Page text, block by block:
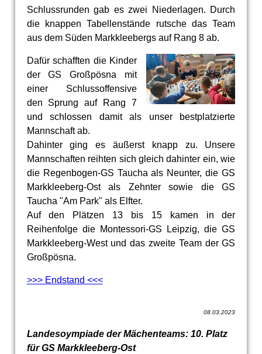
Schlussrunden gab es zwei Niederlagen. Durch
die knappen Tabellenstände rutsche das Team
aus dem Süden Markkleebergs auf Rang 8 ab.
Dafür schafften die Kinder
der GS Großpösna mit
einer Schlussoffensive
den Sprung auf Rang 7
und schlossen damit als unser bestplatzierte
Mannschaft ab.
Dahinter ging es äußerst knapp zu. Unsere
Mannschaften reihten sich gleich dahinter ein, wie
die Regenbogen-GS Taucha als Neunter, die GS
Markkleeberg-Ost als Zehnter sowie die GS
Taucha "Am Park" als Elfter.
Auf den Plätzen 13 bis 15 kamen in der
Reihenfolge die Montessori-GS Leipzig, die GS
Markkleeberg-West und das zweite Team der GS
Großpösna.
>>> Endstand <<<
08.03.2023
Landesoympiade der Mächenteams: 10. Platz
für GS Markkleeberg-Ost